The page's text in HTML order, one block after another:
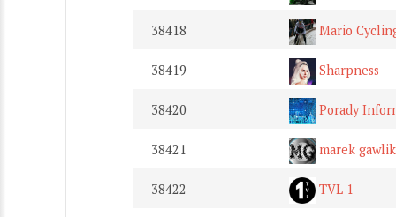
38418 Mario
38419 Sharpness
38420 Porady
38421 marek gawlik
38422 TVL 1